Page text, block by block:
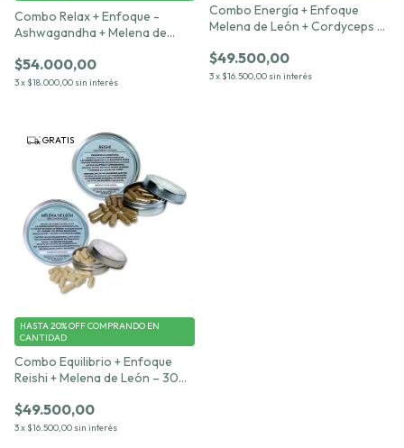
Combo Relax + Enfoque -
Ashwagandha + Melena de
$54.000,00
3x $18.000,00 sin interés
Combo Energía + Enfoque
Melena de León + Cordyceps –
$49.500,00
3x $16.500,00 sin interés
GRATIS
Combo Equilibrio + Enfoque
Reishi + Melena de León – 30
$49.500,00
3x $16.500,00 sin interés
HASTA 20% OFFCOMPRANDO EN
CANTIDAD